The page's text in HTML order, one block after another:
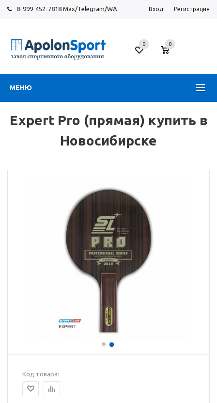
8-999-452-7818 Max/Telegram/WA Вход Регистрация
МЕНЮ
Новосибирск
ул.
0
0
Expert Pro (прямая) купить в
Новосибирске
Код товара: